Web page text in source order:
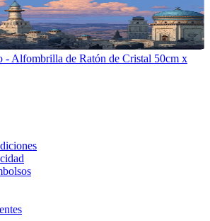
- Alfombrilla de Ratón de Cristal 50cm x